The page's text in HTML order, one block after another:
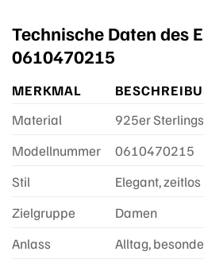
Technische Daten des
0610470215
MERKMAL
Material
925er
Modellnummer
0610470215
Stil
Elegant, zeitlos
Zielgruppe
Damen
Anlass
Alltag,